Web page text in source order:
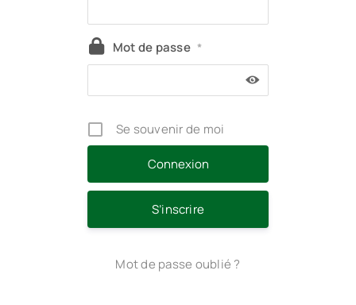
Mot de passe *
Se souvenir de moi
S’inscrire
Mot de passe oublié ?